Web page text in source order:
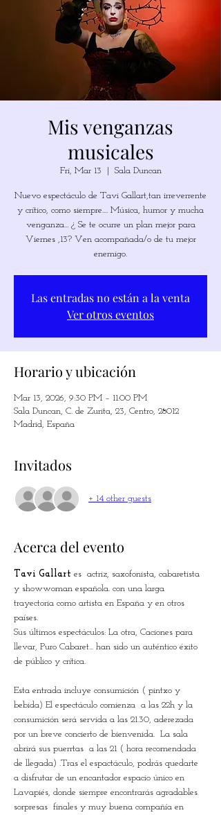
Mis venganzas
musicales
Fri, Mar 13 Sala Duncan
Nuevo espectáculo de Tavi Gallart,tan irreverrente
y crítico, como siempre.... Música, humor y mucha
venganza... ¿ Se te ocurre un plan mejor para
Viernes ,13? Ven acompañada/o de tu mejor
enemigo.
Las entradas no están a la venta
Ver otros eventos
Horario y ubicación
Mar 13, 2026, 9:30 PM – 11:00 PM
Sala Duncan, C. de Zurita, 23, Centro, 28012
Madrid, España
Invitados
+ 14 other guests
Acerca del evento
Tavi Gallart es  actriz, saxofonista, cabaretista
y showwoman española. con una larga
trayectoria como artista en España y en otros
países.
Sus últimos espectáculos: La otra, Caciones para
llevar, Puro Cabaret... han sido un auténtico éxito
de público y crítica.
Esta entrada incluye consumición ( pintxo y
bebida) El espectáculo comienza  a las 22h y la
consumición será servida a las 21.30, aderezada
por un breve concierto de bienvenida.  La sala
abrirá sus puerrtas  a las 21 ( hora recomendada
de llegada) .Tras el espactáculo, podrás quedarte
a disfrutar de un encantador espacio único en
Lavapiés, donde siempre encontrarás agradables
sorpresas  finales y muy buena compañía en